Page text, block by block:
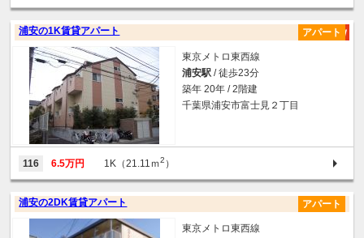
浦安の1K賃貸アパート アパート
東京メトロ東西線
浦安駅 / 徒歩23分
築年 20年 / 2階建
千葉県浦安市富士見２丁目
116 6.5万円 1K（21.11ｍ2 ）
浦安の2DK賃貸アパート アパート
東京メトロ東西線